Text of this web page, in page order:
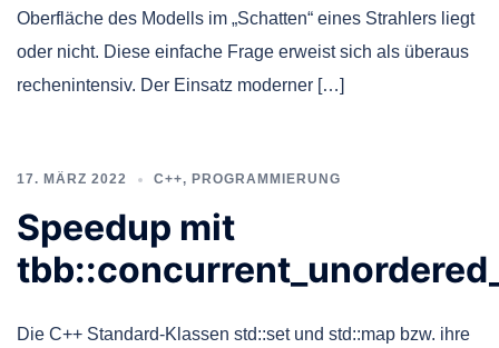
Oberfläche des Modells im „Schatten“ eines Strahlers liegt
oder nicht. Diese einfache Frage erweist sich als überaus
rechenintensiv. Der Einsatz moderner […]
17. MÄRZ 2022 C++, PROGRAMMIERUNG
Speedup mit
Die C++ Standard-Klassen std::set und std::map bzw. ihre